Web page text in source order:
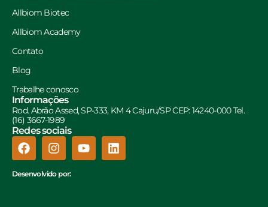
Allbiom Biotec
Allbiom Academy
Contato
Blog
Trabalhe conosco
Informações
Rod. Abrão Assed, SP-333, KM 4 Cajuru/SP CEP: 14240-000 Tel.
(16) 3667-1989
Redes sociais
Desenvolvido por: